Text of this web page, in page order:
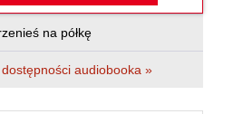
na półkę
audiobooka »